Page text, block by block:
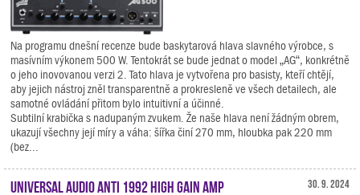
Na programu dnešní recenze bude baskytarová hlava slavného výrobce, s
masívním výkonem 500 W. Tentokrát se bude jednat o model „AG“, konkrétně
o jeho inovovanou verzi 2. Tato hlava je vytvořena pro basisty, kteří chtějí,
aby jejich nástroj zněl transparentně a prokresleně ve všech detailech, ale
samotné ovládání přitom bylo intuitivní a účinné.
Subtilní krabička s nadupaným zvukem. Že naše hlava není žádným obrem,
ukazují všechny její míry a váha: šířka činí 270 mm, hloubka pak 220 mm
(bez...
30. 9. 2024
Universal Audio ANTI 1992 High Gain Amp